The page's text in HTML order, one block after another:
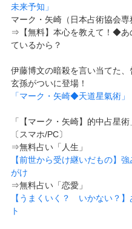
未来予知」
マーク・矢崎（日本占術協会
⇒【無料】本心を教えて！◆あ
ているから？
伊藤博文の暗殺を言い当てた、
玄孫がついに登場！
「マーク・矢崎◆天道星氣術」
「【マーク・矢崎】的中占星術
〔スマホ/PC〕
⇒無料占い「人生」
【前世から受け継いだもの】
がけ
⇒無料占い「恋愛」
【うまくいく？ いかない？
ト